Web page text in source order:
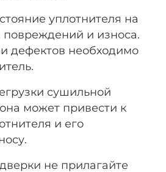
уплотнителя на
и износа.
дефектов необходимо
сушильной
может привести к
и его
не прилагайте